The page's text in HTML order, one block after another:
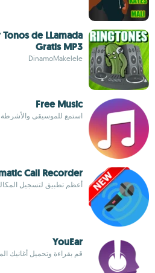
Tonos de LLamada
Gratis MP3
DinamoMakelele
Free Music
استمع للموسيقى والأشرطة
Call Recorder
أعظم تطبيق لتسجيل
YouEar
قم بقراءة وتحميل أغانيك